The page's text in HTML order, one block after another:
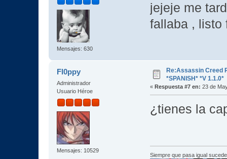
Mensajes: 630
jejeje me
fallaba ,
Fl0ppy
Administrador
Usuario Héroe
Mensajes: 10529
Re:Assassin Creed
*SPANISH* *V 1.1.0*
« Respuesta #7 en: 23 de
¿tienes la
Siempre que pasa igual